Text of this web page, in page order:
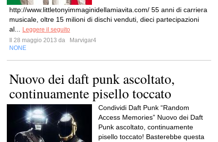
http://www.littletonyimmaginidellamiavita.com/ 55 anni di carriera
musicale, oltre 15 milioni di dischi venduti, dieci partecipazioni
al...
Leggere il seguito
Il 28 maggio 2013 da
Marvigar4
NONE
Nuovo dei daft punk ascoltato,
continuamente pisello toccato
Condividi Daft Punk “Random
Access Memories” Nuovo dei Daft
Punk ascoltato, continuamente
pisello toccato! Basterebbe questa